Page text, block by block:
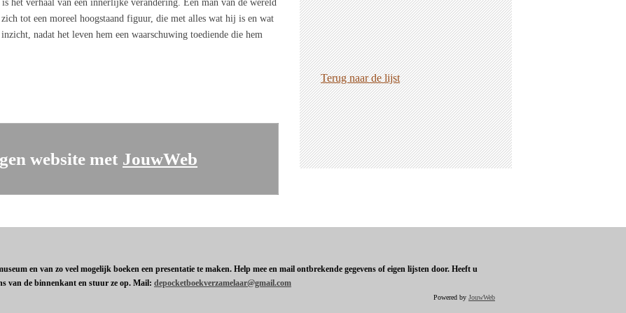
het verhaal van een innerlijke verandering. Een man van de wereld
tot een moreel hoogstaand figuur, die met alles wat hij is en wat
nadat het leven hem een waarschuwing toediende die hem
website met JouwWeb
Terug naar de lijst
en van zo veel mogelijk boeken een presentatie te maken. Help mee en mail ontbrekende gegevens of eigen lijsten door. Heeft u
van de binnenkant en stuur ze op. Mail: depocketboekverzamelaar@gmail.com
Powered by JouwWeb